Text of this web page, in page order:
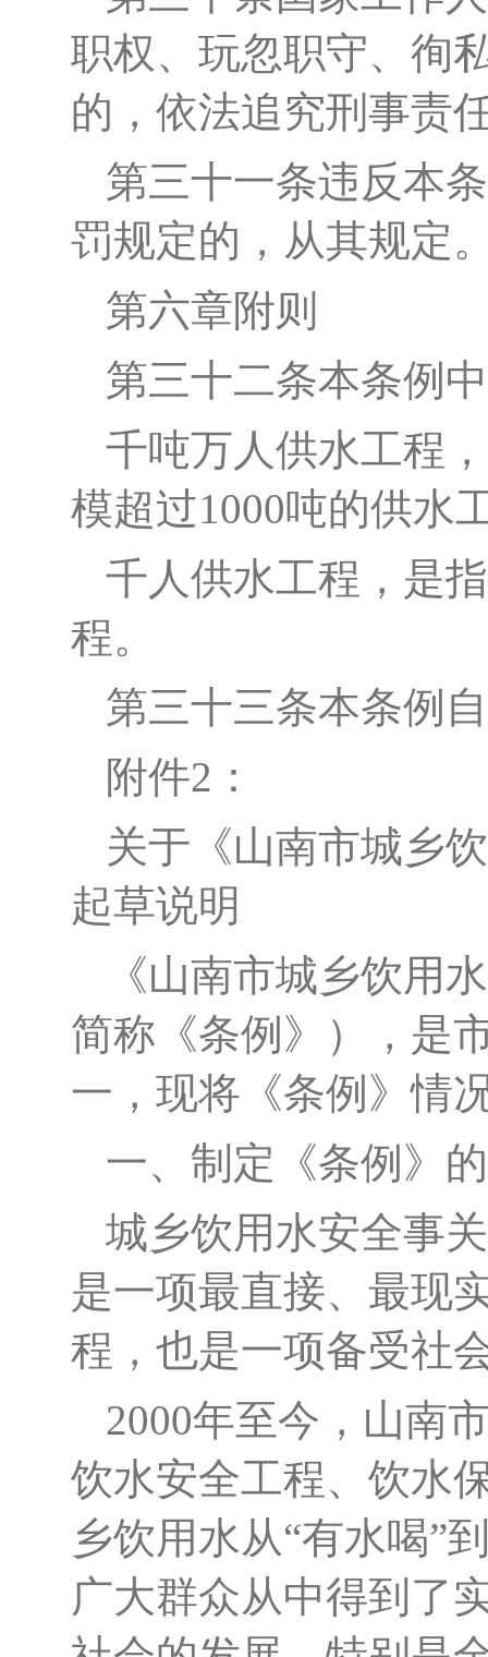
职权、玩忽职守、徇
的，依法追究刑事责
第三十一条违反本
罚规定的，从其规定
第六章附则
第三十二条本条例
千吨万人供水工程
模超过1000吨的供水
千人供水工程，是
程。
第三十三条本条例自
附件2：
关于《山南市城乡
起草说明
《山南市城乡饮用
简称《条例》），是
一，现将《条例》情
一、制定《条例》
城乡饮用水安全事
是一项最直接、最现
程，也是一项备受社
2000年至今，山南
饮水安全工程、饮水
乡饮用水从“有水喝”
广大群众从中得到了